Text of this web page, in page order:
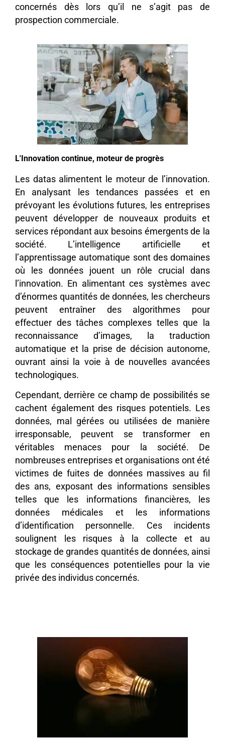
concernés dès lors qu’il ne s’agit pas de
prospection commerciale.
L'Innovation continue, moteur de progrès
Les datas alimentent le moteur de l’innovation.
En analysant les tendances passées et en
prévoyant les évolutions futures, les entreprises
peuvent développer de nouveaux produits et
services répondant aux besoins émergents de la
société. L’intelligence artificielle et
l’apprentissage automatique sont des domaines
où les données jouent un rôle crucial dans
l’innovation. En alimentant ces systèmes avec
d’énormes quantités de données, les chercheurs
peuvent entraîner des algorithmes pour
effectuer des tâches complexes telles que la
reconnaissance d’images, la traduction
automatique et la prise de décision autonome,
ouvrant ainsi la voie à de nouvelles avancées
technologiques.
Cependant, derrière ce champ de possibilités se
cachent également des risques potentiels. Les
données, mal gérées ou utilisées de manière
irresponsable, peuvent se transformer en
véritables menaces pour la société. De
nombreuses entreprises et organisations ont été
victimes de fuites de données massives au fil
des ans, exposant des informations sensibles
telles que les informations financières, les
données médicales et les informations
d’identification personnelle. Ces incidents
soulignent les risques à la collecte et au
stockage de grandes quantités de données, ainsi
que les conséquences potentielles pour la vie
privée des individus concernés.